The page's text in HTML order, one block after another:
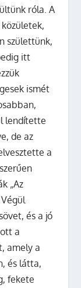
róla. A
születtünk,
itt
ismét
lendítette
de az
a
„Az
és a jó
a
amely a
és látta,
fekete